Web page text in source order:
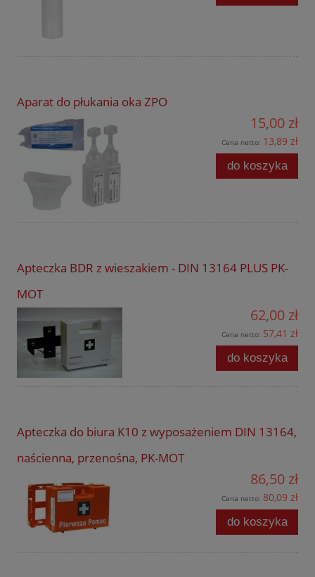
Aparat do płukania oka ZPO
15,00 zł
Cena netto: 13,89 zł
do koszyka
Apteczka BDR z wieszakiem - DIN 13164 PLUS PK-
MOT
62,00 zł
Cena netto: 57,41 zł
do koszyka
Apteczka do biura K10 z wyposażeniem DIN 13164,
naścienna, przenośna, PK-MOT
86,50 zł
Cena netto: 80,09 zł
do koszyka